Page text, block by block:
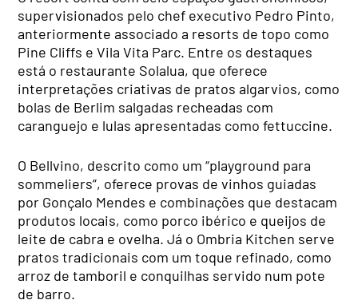
supervisionados pelo chef executivo Pedro Pinto,
anteriormente associado a resorts de topo como
Pine Cliffs e Vila Vita Parc. Entre os destaques
está o restaurante Solalua, que oferece
interpretações criativas de pratos algarvios, como
bolas de Berlim salgadas recheadas com
caranguejo e lulas apresentadas como fettuccine.
O Bellvino, descrito como um “playground para
sommeliers”, oferece provas de vinhos guiadas
por Gonçalo Mendes e combinações que destacam
produtos locais, como porco ibérico e queijos de
leite de cabra e ovelha. Já o Ombria Kitchen serve
pratos tradicionais com um toque refinado, como
arroz de tamboril e conquilhas servido num pote
de barro.